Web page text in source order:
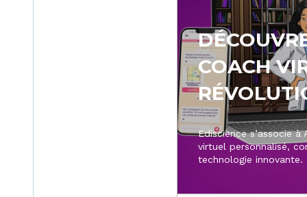
COACH
Ediscience s’associe
virtuel personnalisé,
technologie innovante.